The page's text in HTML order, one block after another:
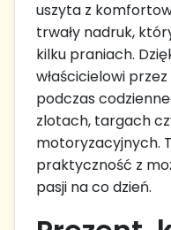
uszyta z
trwały nadruk,
kilku praniach.
właścicielowi
podczas
zlotach, targach
motoryzacyjnych.
praktyczność z
pasji na co dzień.